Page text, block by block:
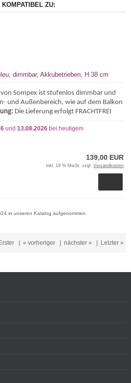
ZU:
dimmbar, Akkubetrieben, H 38 cm
von Sompex ist stufenlos dimmbar und
und Außenbereich, wie auf dem Balkon
Die Lieferung erfolgt FRACHTFREI
und 13.08.2026 bei heutigem
139,00 EUR
inkl. 19 % MwSt. zzgl. Versandkosten
in unseren Katalog aufgenommen.
« vorheriger nächster » Letzter »